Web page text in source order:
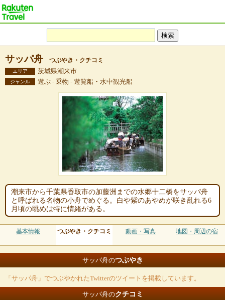
サッパ舟 つぶやき・クチコミ
エリア 茨城県潮来市
ジャンル 遊ぶ - 乗物 - 遊覧船・水中観光船
潮来市から千葉県香取市の加藤洲までの水郷十二橋をサッパ舟
と呼ばれる名物の小舟でめぐる。白や紫のあやめが咲き乱れる6
月頃の眺めは特に情緒がある。
基本情報 つぶやき・クチコミ 動画・写真 地図・周辺の宿
サッパ舟のつぶやき
「サッパ舟」でつぶやかれたTwitterのツイートを掲載しています。
サッパ舟のクチコミ